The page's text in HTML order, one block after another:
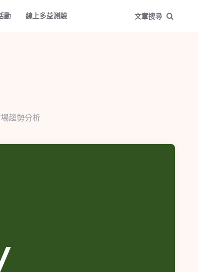
動 線上多益測驗 文章搜尋
趨勢分析